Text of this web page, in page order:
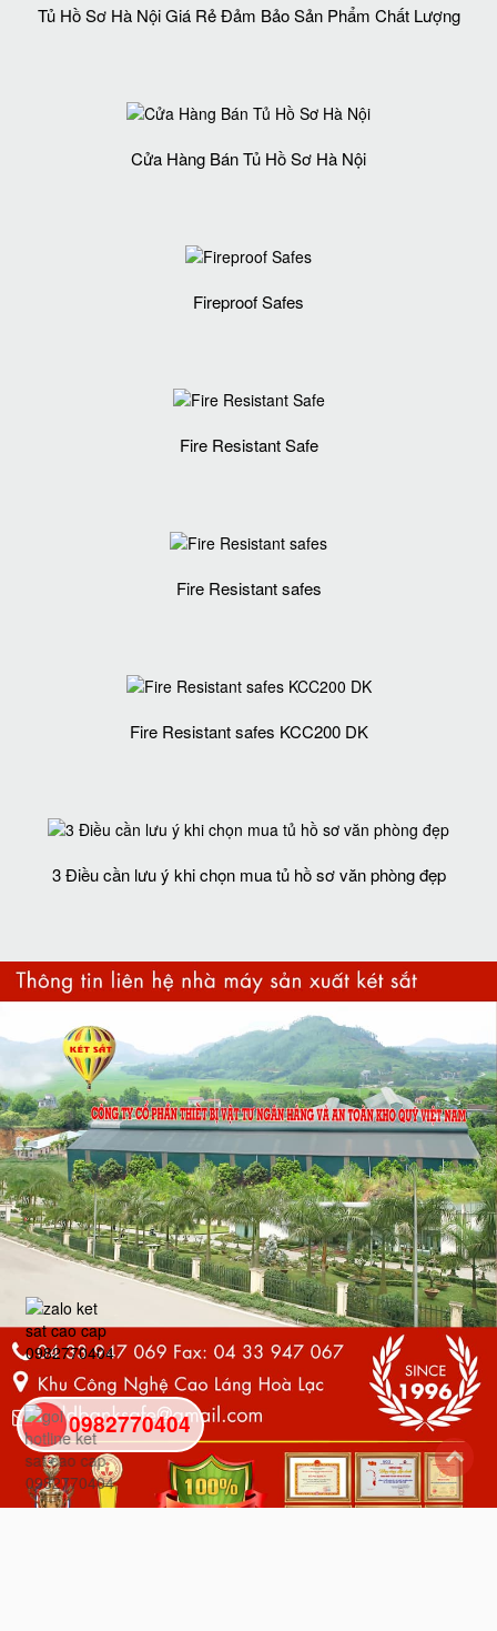
Tủ Hồ Sơ Hà Nội Giá Rẻ Đảm Bảo Sản Phẩm Chất Lượng‎
Cửa Hàng Bán Tủ Hồ Sơ Hà Nội
Fireproof Safes
Fire Resistant Safe
Fire Resistant safes
Fire Resistant safes KCC200 DK
3 Điều cần lưu ý khi chọn mua tủ hồ sơ văn phòng đẹp
0982770404
back